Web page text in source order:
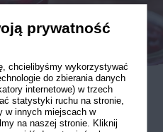
prywatność
chcielibyśmy wykorzystywać
do zbierania danych
internetowe) w trzech
statystyki ruchu na stronie,
w innych miejscach w
na naszej stronie. Kliknij